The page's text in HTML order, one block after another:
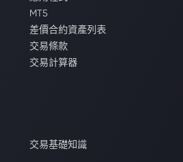
MT5
差價合約資產列表
交易條款
交易計算器
交易基礎知識